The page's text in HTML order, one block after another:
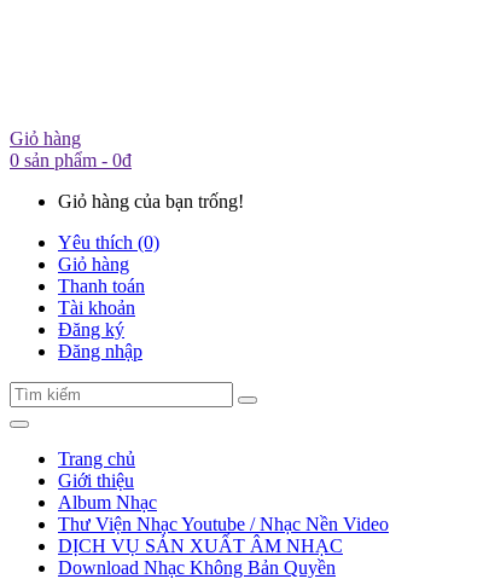
Giỏ hàng
0 sản phẩm - 0đ
Giỏ hàng của bạn trống!
Yêu thích (0)
Giỏ hàng
Thanh toán
Tài khoản
Đăng ký
Đăng nhập
Trang chủ
Giới thiệu
Album Nhạc
Thư Viện Nhạc Youtube / Nhạc Nền Video
DỊCH VỤ SẢN XUẤT ÂM NHẠC
Download Nhạc Không Bản Quyền